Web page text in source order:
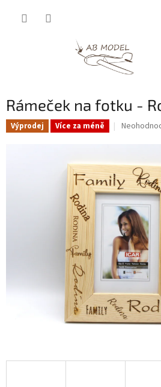
Rámeček na fotku -
Výprodej Více za méně
Průměrné
0,0
z
5
hvězdiček.